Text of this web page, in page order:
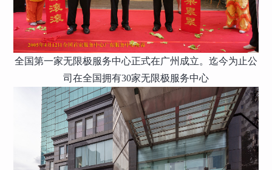
全国第一家无限极服务中心正式在广州成立。迄今为止公
司在全国拥有30家无限极服务中心